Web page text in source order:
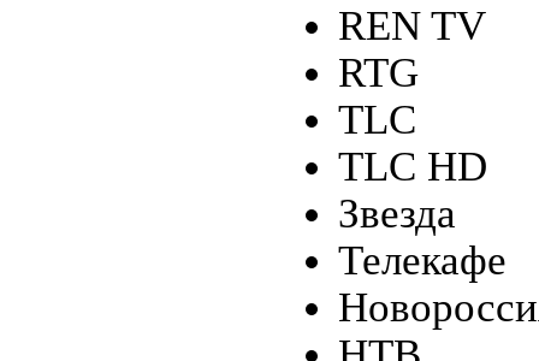
REN TV
RTG
TLC
TLC HD
Звезда
Телекафе